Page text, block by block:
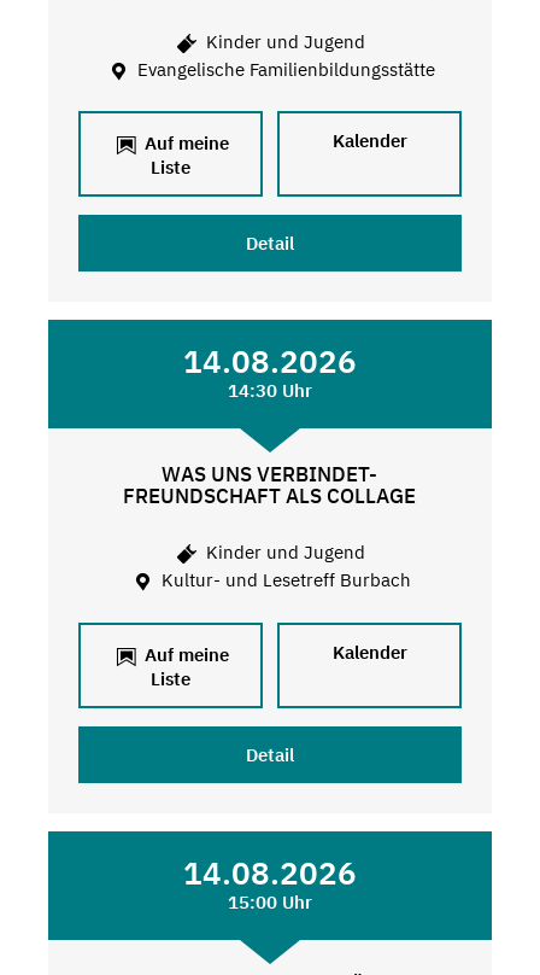
Kinder und Jugend
Evangelische Familienbildungsstätte
Auf meine
Liste
Kalender
Detail
14.08.2026
14:30 Uhr
WAS UNS VERBINDET-
FREUNDSCHAFT ALS COLLAGE
Kinder und Jugend
Kultur- und Lesetreff Burbach
Auf meine
Liste
Kalender
Detail
14.08.2026
15:00 Uhr